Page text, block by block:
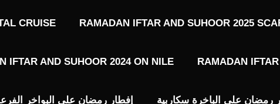
RAMADAN IFTAR AND SUHOOR 2025
CRUISE
RAMADAN
IFTAR AND SUHOOR 2024 ON NILE
رمضان على الباخرة سكاربية إفطار رمضان على البواخر